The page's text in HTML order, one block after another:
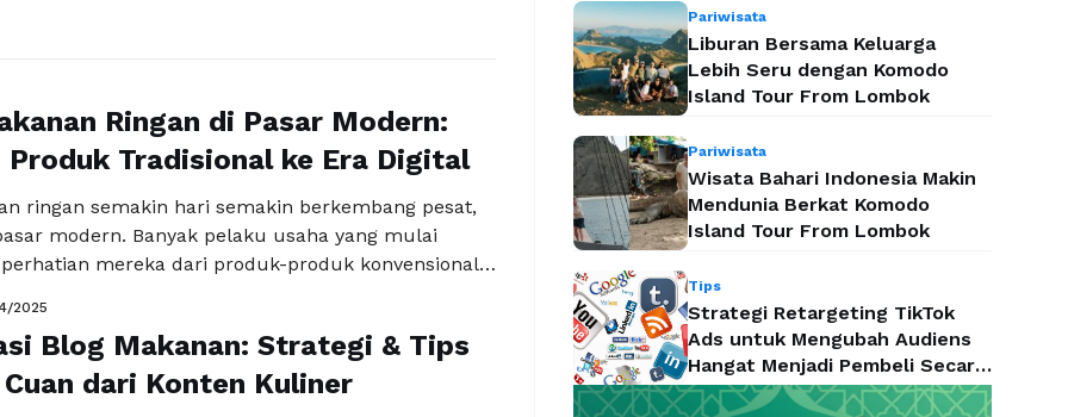
Ringan di Pasar Modern:
Tradisional ke Era Digital
ringan semakin hari semakin berkembang pesat,
modern. Banyak pelaku usaha yang mulai
mereka dari produk-produk konvensional
bukan hanya menjadi teman nonton atau camilan
juga memiliki potensi besar untuk dijadikan
pendapatan yang menjanjikan. …Baca
2025
Blog Makanan: Strategi & Tips
dari Konten Kuliner
Pariwisata
Liburan Bersama Keluarga
Lebih Seru dengan Komodo
Island Tour From Lombok
Pariwisata
Wisata Bahari Indonesia Makin
Mendunia Berkat Komodo
Island Tour From Lombok
Tips
Strategi Retargeting TikTok
Ads untuk Mengubah Audiens
Hangat Menjadi Pembeli Secara
Efektif